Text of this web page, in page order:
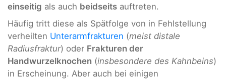
einseitig als auch beidseits auftreten.
Häufig tritt diese als Spätfolge von in Fehlstellung
verheilten Unterarmfrakturen (meist distale
Radiusfraktur) oder Frakturen der
Handwurzelknochen (insbesondere des Kahnbeins)
in Erscheinung. Aber auch bei einigen